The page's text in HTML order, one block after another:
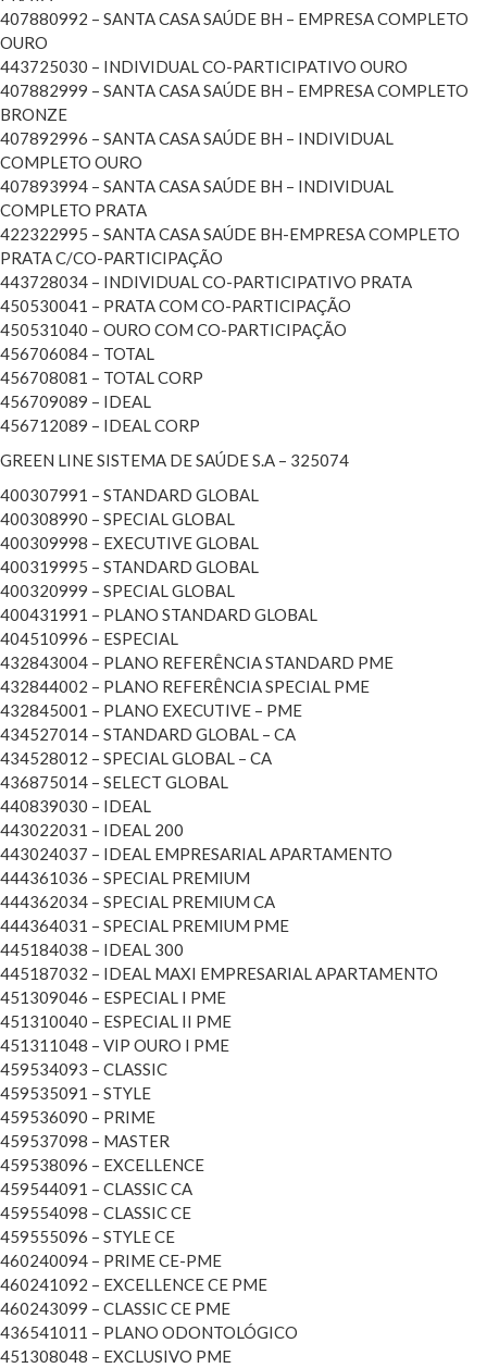
407880992 – SANTA CASA SAÚDE BH – EMPRESA COMPLETO
OURO
443725030 – INDIVIDUAL CO-PARTICIPATIVO OURO
407882999 – SANTA CASA SAÚDE BH – EMPRESA COMPLETO
BRONZE
407892996 – SANTA CASA SAÚDE BH – INDIVIDUAL
COMPLETO OURO
407893994 – SANTA CASA SAÚDE BH – INDIVIDUAL
COMPLETO PRATA
422322995 – SANTA CASA SAÚDE BH-EMPRESA COMPLETO
PRATA C/CO-PARTICIPAÇÃO
443728034 – INDIVIDUAL CO-PARTICIPATIVO PRATA
450530041 – PRATA COM CO-PARTICIPAÇÃO
450531040 – OURO COM CO-PARTICIPAÇÃO
456706084 – TOTAL
456708081 – TOTAL CORP
456709089 – IDEAL
456712089 – IDEAL CORP
GREEN LINE SISTEMA DE SAÚDE S.A – 325074
400307991 – STANDARD GLOBAL
400308990 – SPECIAL GLOBAL
400309998 – EXECUTIVE GLOBAL
400319995 – STANDARD GLOBAL
400320999 – SPECIAL GLOBAL
400431991 – PLANO STANDARD GLOBAL
404510996 – ESPECIAL
432843004 – PLANO REFERÊNCIA STANDARD PME
432844002 – PLANO REFERÊNCIA SPECIAL PME
432845001 – PLANO EXECUTIVE – PME
434527014 – STANDARD GLOBAL – CA
434528012 – SPECIAL GLOBAL – CA
436875014 – SELECT GLOBAL
440839030 – IDEAL
443022031 – IDEAL 200
443024037 – IDEAL EMPRESARIAL APARTAMENTO
444361036 – SPECIAL PREMIUM
444362034 – SPECIAL PREMIUM CA
444364031 – SPECIAL PREMIUM PME
445184038 – IDEAL 300
445187032 – IDEAL MAXI EMPRESARIAL APARTAMENTO
451309046 – ESPECIAL I PME
451310040 – ESPECIAL II PME
451311048 – VIP OURO I PME
459534093 – CLASSIC
459535091 – STYLE
459536090 – PRIME
459537098 – MASTER
459538096 – EXCELLENCE
459544091 – CLASSIC CA
459554098 – CLASSIC CE
459555096 – STYLE CE
460240094 – PRIME CE-PME
460241092 – EXCELLENCE CE PME
460243099 – CLASSIC CE PME
436541011 – PLANO ODONTOLÓGICO
451308048 – EXCLUSIVO PME